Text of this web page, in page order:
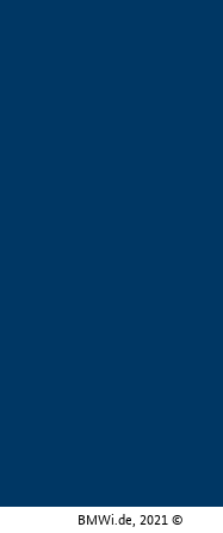
BMWi.de, 2021 ©